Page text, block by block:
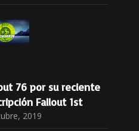
76 por su reciente
Fallout 1st
2019